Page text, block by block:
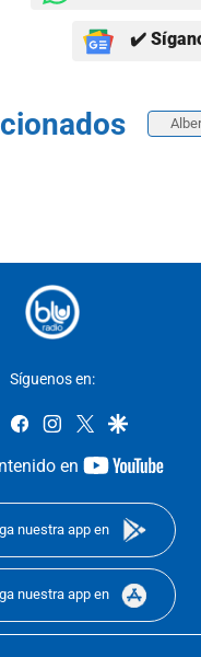
✔️
Síguenos en:
whatsappfacebookinstagram
twittergoogle
en
nuestra app en
nuestra app en